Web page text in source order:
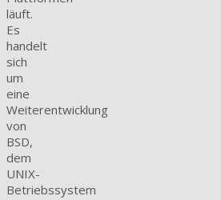
läuft.
Es
handelt
sich
um
eine
Weiterentwicklung
von
BSD,
dem
UNIX-
Betriebssystem